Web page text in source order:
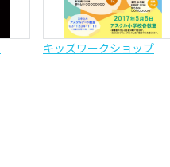
キッズワークショップ